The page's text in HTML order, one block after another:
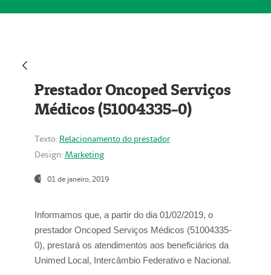
Prestador Oncoped Serviços
Médicos (51004335-0)
Texto: Relacionamento do prestador
Design: Marketing
01 de janeiro, 2019
Informamos que, a partir do dia 01/02/2019, o
prestador Oncoped Serviços Médicos (51004335-
0), prestará os atendimentos aos beneficiários da
Unimed Local, Intercâmbio Federativo e Nacional.